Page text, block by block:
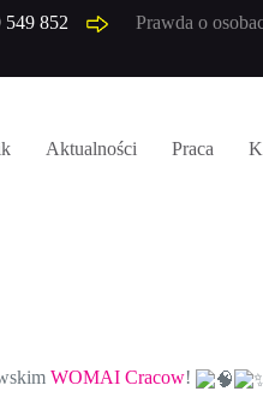
549 852 Prawda o
Aktualności Praca
WOMAI Cracow!